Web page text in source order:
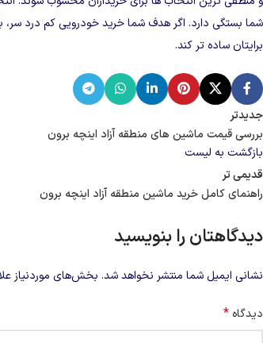
شما بستگی دارد. اگر هدف شما خرید خودرویی کم‌ درد سر،
برایتان ساده‌ تر کند.
جدیدتر
بررسی قیمت ماشین های منطقه آزاد اینچه برون
بازگشت به لیست
قدیمی تر
راهنمای کامل خرید ماشین منطقه آزاد اینچه‌ برون
دیدگاهتان را بنویسید
نشانی ایمیل شما منتشر نخواهد شد. بخش‌های موردنیاز
دیدگاه *